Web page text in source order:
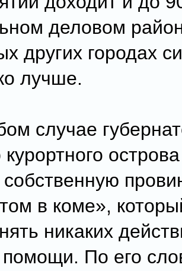
деловом
других городах
лучше.
случае
курортного
в коме»,
никаких
помощи. По его